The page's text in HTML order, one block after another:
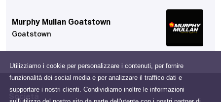
Utilizziamo i cookie per personalizzare i contenuti, per fornire
funzionalità dei social media e per analizzare il traffico dati e
supportare i nostri clienti. Condividiamo inoltre le informazioni
Murphy Mullan Goatstown
Goatstown
Società